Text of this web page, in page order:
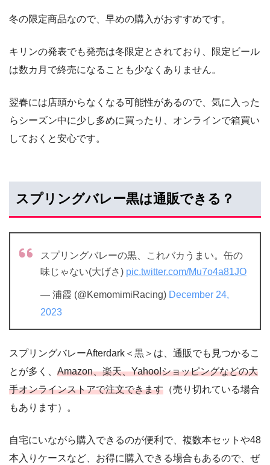
冬の限定商品なので、早めの購入がおすすめです。
キリンの発表でも発売は冬限定とされており、限定ビール
は数カ月で終売になることも少なくありません。
翌春には店頭からなくなる可能性があるので、気に入った
らシーズン中に少し多めに買ったり、オンラインで箱買い
しておくと安心です。
スプリングバレー黒は通販できる？
スプリングバレーの黒、これバカうまい。缶の
味じゃない(大げさ) pic.twitter.com/Mu7o4a81JO
— 浦霞 (@KemomimiRacing) December 24,
2023
スプリングバレーAfterdark＜黒＞は、通販でも見つかるこ
とが多く、 Amazon、楽天、Yahoo!ショッピングなどの大
手オンラインストアで注文できます （売り切れている場合
もあります）。
自宅にいながら購入できるのが便利で、複数本セットや48
本入りケースなど、お得に購入できる場合もあるので、ぜ